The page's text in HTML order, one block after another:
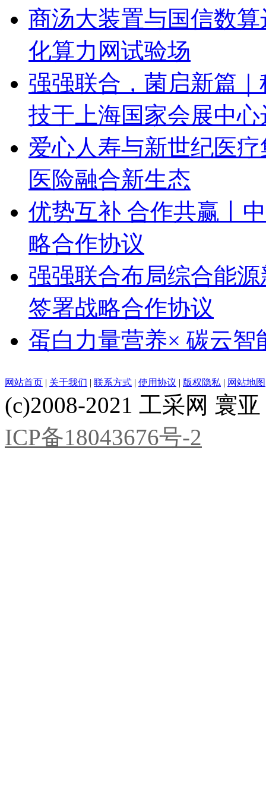
商汤大装置与国信数
化算力网试验场
强强联合，菌启新篇
技于上海国家会展中
爱心人寿与新世纪医
医险融合新生态
优势互补 合作共赢丨
略合作协议
强强联合布局综合能
签署战略合作协议
蛋白力量营养× 碳云
网站首页 | 关于我们 | 联系方式 | 使用协议 | 版权隐私 | 网站地图
(c)2008-2021 工采网 寰
ICP备18043676号-2